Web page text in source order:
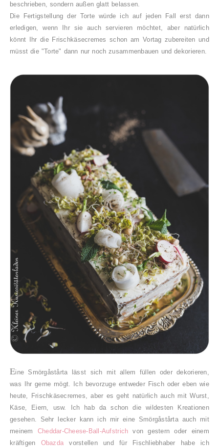
beschrieben, sondern außen glatt belassen.
Die Fertigstellung der Torte würde ich auf jeden Fall erst dann
erledigen, wenn Ihr sie auch servieren möchtet, aber natürlich
könnt Ihr die Frischkäsecremes schon am Vortag zubereiten und
müsst die "Torte" dann nur noch zusammenbauen und dekorieren.
Eine Smörgåstårta lässt sich mit allem füllen oder dekorieren,
was Ihr gerne mögt. Ich bevorzuge entweder Fisch oder eben wie
heute, Frischkäsecremes, aber es geht natürlich auch mit Wurst,
Käse, Eiern, usw. Ich hab da schon die wildesten Kreationen
gesehen. Sehr lecker kann ich mir eine Smörgåstårta auch mit
meinem Cheddar-Cheese-Ball-Aufstrich von gestern oder einem
kräftigen Obazda vorstellen und für Fischliebhaber habe ich